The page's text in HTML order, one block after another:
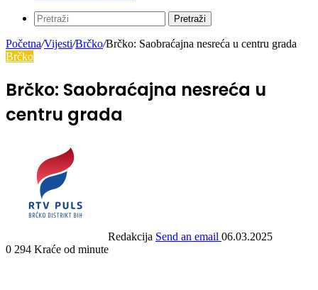
Pretraži
Početna/Vijesti/Brčko/Brčko: Saobraćajna nesreća u centru grada
Brčko
Brčko: Saobraćajna nesreća u
centru grada
Redakcija Send an email 06.03.2025
0 294 Kraće od minute